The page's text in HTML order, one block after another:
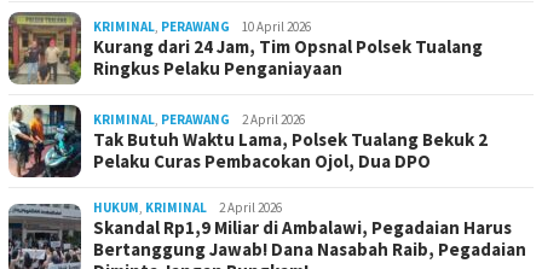
KRIMINAL, PERAWANG 10 April 2026
Kurang dari 24 Jam, Tim Opsnal Polsek Tualang
Ringkus Pelaku Penganiayaan
KRIMINAL, PERAWANG 2 April 2026
Tak Butuh Waktu Lama, Polsek Tualang Bekuk 2
Pelaku Curas Pembacokan Ojol, Dua DPO
HUKUM, KRIMINAL 2 April 2026
Skandal Rp1,9 Miliar di Ambalawi, Pegadaian Harus
Bertanggung Jawab! Dana Nasabah Raib, Pegadaian